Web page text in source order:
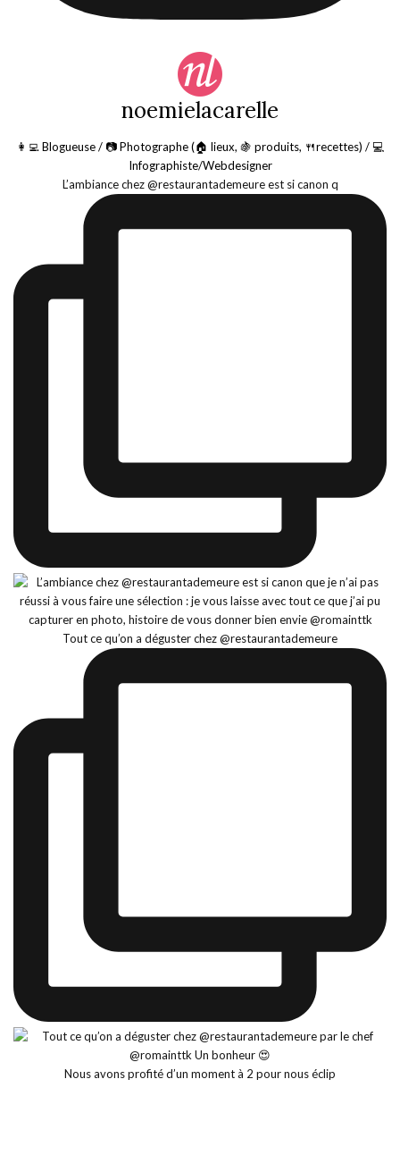
noemielacarelle
👩‍💻 Blogueuse / 📷 Photographe (🏠 lieux, 🍇 produits, 🍴recettes) / 💻
Infographiste/Webdesigner
L’ambiance chez @restaurantademeure est si canon q
Tout ce qu’on a déguster chez @restaurantademeure
Nous avons profité d’un moment à 2 pour nous éclip